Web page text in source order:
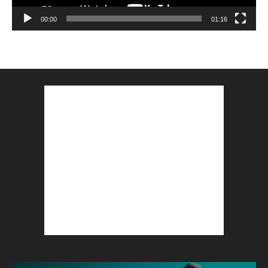
00:00 01:16